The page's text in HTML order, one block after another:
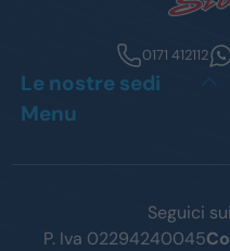
0171 412112
Le nostre sedi
Menu
Seguici
P. Iva 02294240045